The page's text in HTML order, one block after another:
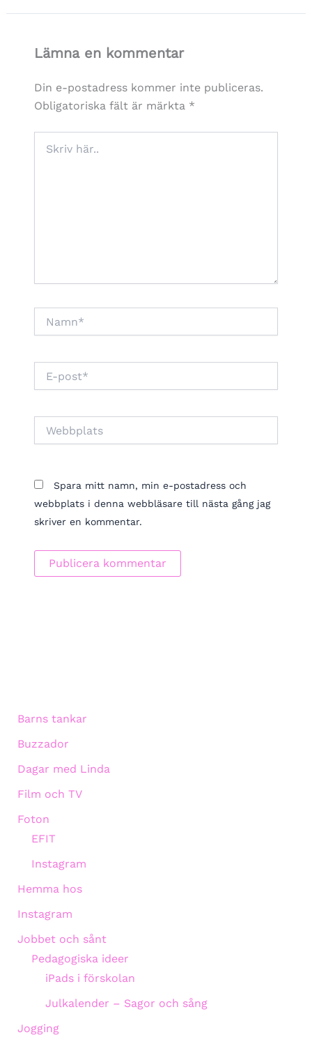
Lämna en kommentar
Din e-postadress kommer inte publiceras.
Obligatoriska fält är märkta *
här..
post*
Spara mitt namn, min e-postadress och
webbplats i denna webbläsare till nästa gång jag
skriver en kommentar.
Barns tankar
Buzzador
Dagar med Linda
Film och TV
Foton
EFIT
Instagram
Hemma hos
Instagram
Jobbet och sånt
Pedagogiska ideer
iPads i förskolan
Julkalender – Sagor och sång
Jogging